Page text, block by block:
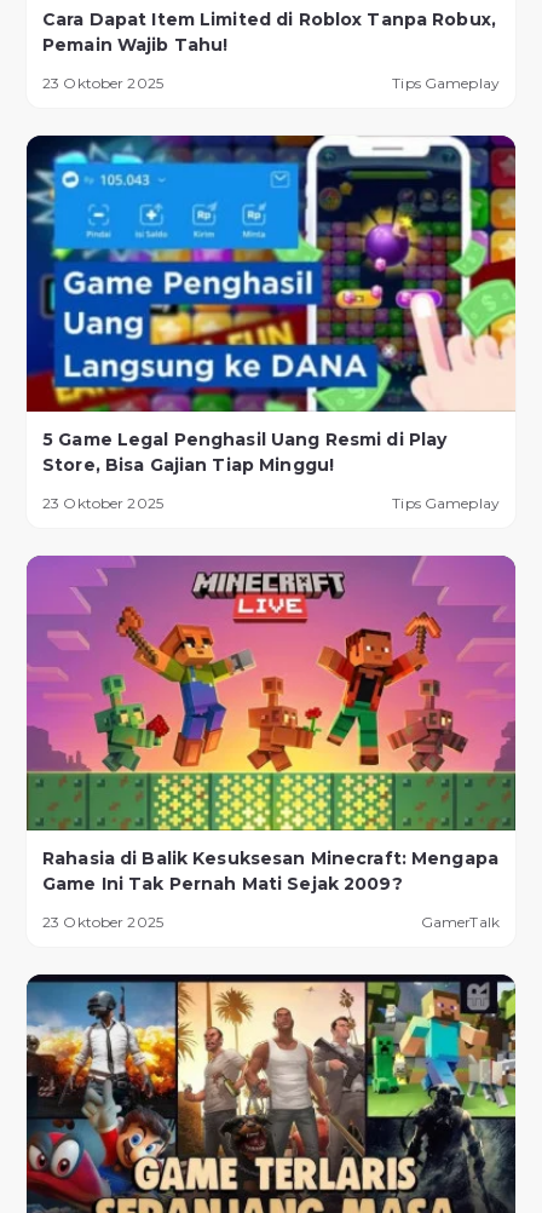
Cara Dapat Item Limited di Roblox Tanpa Robux,
Pemain Wajib Tahu!
23 Oktober 2025 Tips Gameplay
5 Game Legal Penghasil Uang Resmi di Play
Store, Bisa Gajian Tiap Minggu!
23 Oktober 2025 Tips Gameplay
Rahasia di Balik Kesuksesan Minecraft: Mengapa
Game Ini Tak Pernah Mati Sejak 2009?
23 Oktober 2025 GamerTalk